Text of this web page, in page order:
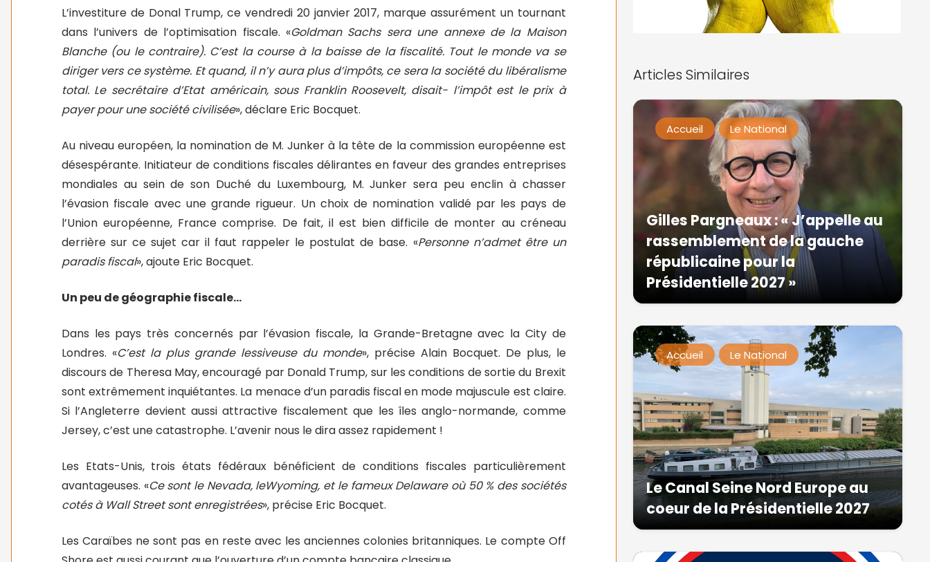
L’investiture de Donal Trump, ce vendredi 20 janvier 2017, marque assurément un tournant
dans l’univers de l’optimisation fiscale. «Goldman Sachs sera une annexe de la Maison
Blanche (ou le contraire). C’est la course à la baisse de la fiscalité. Tout le monde va se
diriger vers ce système. Et quand, il n’y aura plus d’impôts, ce sera la société du libéralisme
total. Le secrétaire d’Etat américain, sous Franklin Roosevelt, disait- l’impôt est le prix à
payer pour une société civilisée», déclare Eric Bocquet.
Au niveau européen, la nomination de M. Junker à la tête de la commission européenne est
désespérante. Initiateur de conditions fiscales délirantes en faveur des grandes entreprises
mondiales au sein de son Duché du Luxembourg, M. Junker sera peu enclin à chasser
l’évasion fiscale avec une grande rigueur. Un choix de nomination validé par les pays de
l’Union européenne, France comprise. De fait, il est bien difficile de monter au créneau
derrière sur ce sujet car il faut rappeler le postulat de base. «Personne n’admet être un
paradis fiscal», ajoute Eric Bocquet.
Un peu de géographie fiscale…
Dans les pays très concernés par l’évasion fiscale, la Grande-Bretagne avec la City de
Londres. «C’est la plus grande lessiveuse du monde», précise Alain Bocquet. De plus, le
discours de Theresa May, encouragé par Donald Trump, sur les conditions de sortie du Brexit
sont extrêmement inquiétantes. La menace d’un paradis fiscal en mode majuscule est claire.
Si l’Angleterre devient aussi attractive fiscalement que les îles anglo-normande, comme
Jersey, c’est une catastrophe. L’avenir nous le dira assez rapidement !
Les Etats-Unis, trois états fédéraux bénéficient de conditions fiscales particulièrement
avantageuses. «Ce sont le Nevada, leWyoming, et le fameux Delaware où 50 % des sociétés
cotés à Wall Street sont enregistrées», précise Eric Bocquet.
Les Caraïbes ne sont pas en reste avec les anciennes colonies britanniques. Le compte Off
Articles Similaires
Accueil Le National
Gilles Pargneaux : « J’appelle au
rassemblement de la gauche
républicaine pour la
Présidentielle 2027 »
Accueil Le National
Le Canal Seine Nord Europe au
coeur de la Présidentielle 2027